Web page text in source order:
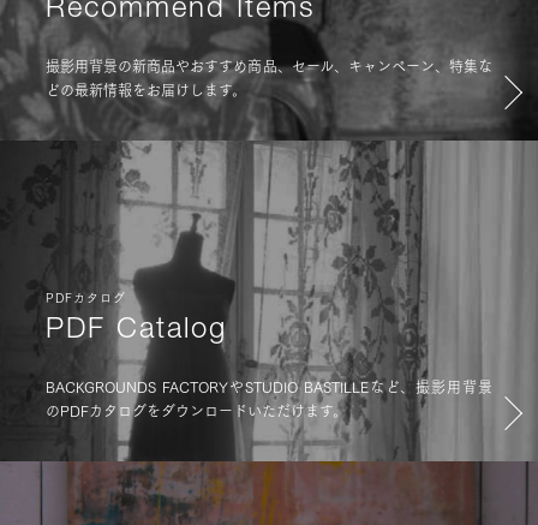
Recommend Items
撮影用背景の新商品やおすすめ商品、セール、キャンペーン、特集な
どの最新情報をお届けします。
PDFカタログ
PDF Catalog
BACKGROUNDS FACTORYやSTUDIO BASTILLEなど、撮影用背景
のPDFカタログをダウンロードいただけます。